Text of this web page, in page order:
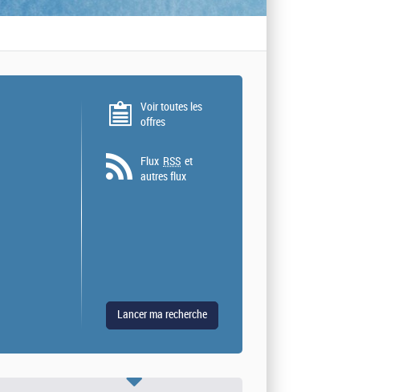
Voir toutes les
offres
Flux RSS et
autres flux